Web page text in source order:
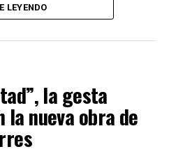
justicia. A pesar de todo, en
el amor.
LEYENDO
la gesta
nueva obra de